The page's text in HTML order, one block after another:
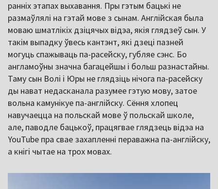
ранніх этапах выхавання. Пры гэтым бацькі не
размаўлялі на гэтай мове з сынам. Англійская была
моваю шматлікіх дзіцячых відэа, якія глядзеў сын. У
такім выпадку ўвесь кантэнт, які дзеці пазней
могуць спажываць па-расейску, губляе сэнс. Бо
англамоўны значна багацейшы і больш разнастайны.
Таму сын Волі і Юры не глядзіць нічога па-расейску
ды нават недасканала разумее гэтую мову, затое
вольна камунікуе па-англійску. Сёння хлопец
навучаецца на польскай мове ў польскай школе,
але, паводле бацькоў, працягвае глядзець відэа на
YouTube пра свае захапленні пераважна па-англійску,
а кнігі чытае на трох мовах.